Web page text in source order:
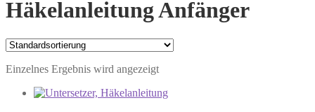
Häkelanleitung Anfänger
Einzelnes Ergebnis wird angezeigt